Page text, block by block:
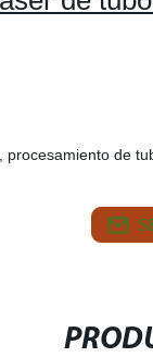
procesamiento de